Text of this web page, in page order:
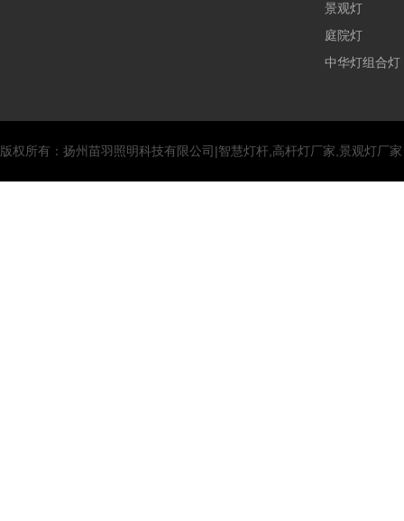
景观灯
庭院灯
中华灯组合灯
版权所有：扬州苗羽照明科技有限公司|智慧灯杆,高杆灯厂家,景观灯厂家